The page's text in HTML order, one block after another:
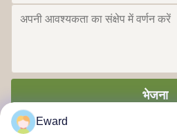
भेजना
Eward